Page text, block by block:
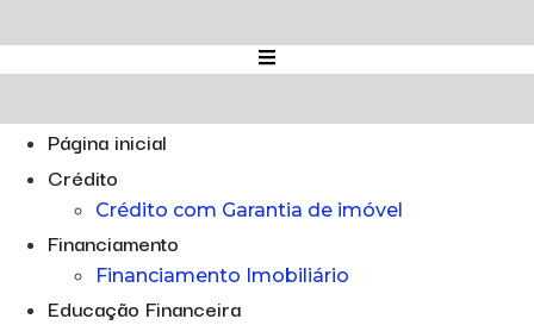
para
o
Página inicial
Crédito
Crédito com Garantia de imóvel
Financiamento
Financiamento Imobiliário
Educação Financeira